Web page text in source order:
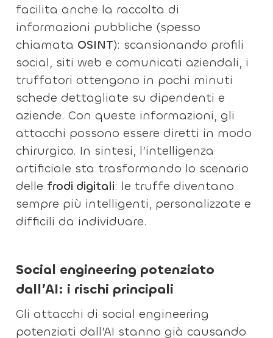
facilita anche la raccolta di
informazioni pubbliche (spesso
chiamata OSINT): scansionando profili
social, siti web e comunicati aziendali, i
truffatori ottengono in pochi minuti
schede dettagliate su dipendenti e
aziende. Con queste informazioni, gli
attacchi possono essere diretti in modo
chirurgico. In sintesi, l’intelligenza
artificiale sta trasformando lo scenario
delle frodi digitali: le truffe diventano
sempre più intelligenti, personalizzate e
difficili da individuare.
Social engineering potenziato
dall’AI: i rischi principali
Gli attacchi di social engineering
potenziati dall’AI stanno già causando